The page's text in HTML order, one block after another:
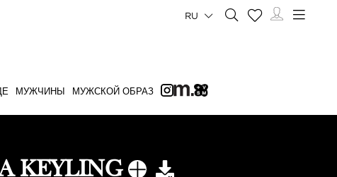
МУЖЧИНЫ МУЖСКОЙ ОБРАЗ
RU
KEYLING